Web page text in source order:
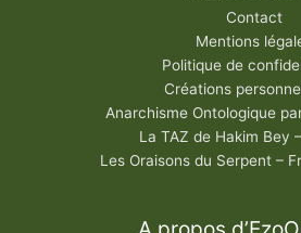
Contact
Mentions
Politique de
Créations
Anarchisme Ontologique
La TAZ de Hakim Bey
Les Oraisons du Serpent –